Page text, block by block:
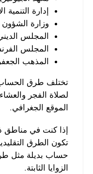
إدارة التنمية
وزارة الشؤون
المجلس
المجلس
المذهب
تختلف طرق الحساب
لصلاة الفجر
الموقع الجغرافي.
إذا كنت في مناطق
تكون الطرق
حساب بديلة مثل
الزوايا الثابتة.